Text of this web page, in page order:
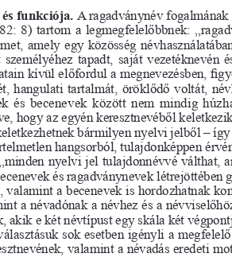
funkciója. A ragadványnév fogalmának
8) tartom a legmegfelelőbbnek:
amely egy közösség
tapadt, saját vezetéknevén
kívül előfordul a megnevezésben,
hangulati tartalmát, öröklődő voltát,
és becenevek között nem mindig
hogy az egyén keresztnevéből
bármilyen nyelvi jelből – így
hangsorból, tulajdonképpen
nyelvi jel tulajdonnévvé válthat,
és ragadványnevek létrejöttében
a becenevek is hordozhatnak
a névadónak a névhez és a
akik e két névtípust egy skála két
sok esetben igényli a
valamint a névadás eredeti